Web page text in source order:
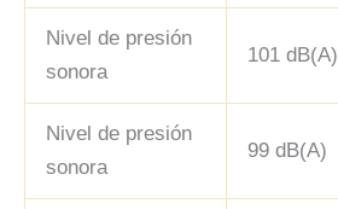
Nivel de presión
sonora
101 dB(A)
Nivel de presión
sonora
99 dB(A)